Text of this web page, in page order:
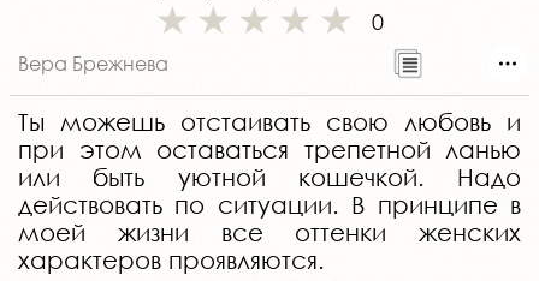
0
Вера Брежнева
Ты можешь отстаивать свою любовь и
при этом оставаться трепетной ланью
или быть уютной кошечкой. Надо
действовать по ситуации. В принципе в
моей жизни все оттенки женских
характеров проявляются.